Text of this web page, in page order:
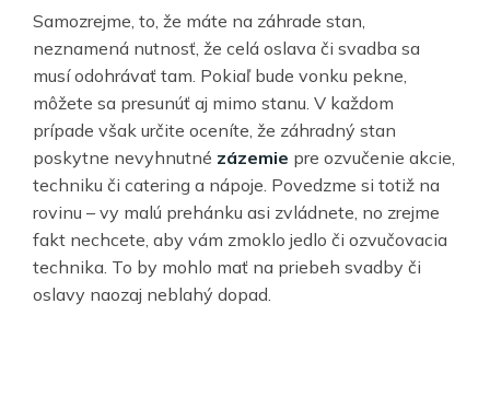
Samozrejme, to, že máte na záhrade stan,
neznamená nutnosť, že celá oslava či svadba sa
musí odohrávať tam. Pokiaľ bude vonku pekne,
môžete sa presunúť aj mimo stanu. V každom
prípade však určite oceníte, že záhradný stan
poskytne nevyhnutné zázemie pre ozvučenie akcie,
techniku či catering a nápoje. Povedzme si totiž na
rovinu – vy malú prehánku asi zvládnete, no zrejme
fakt nechcete, aby vám zmoklo jedlo či ozvučovacia
technika. To by mohlo mať na priebeh svadby či
oslavy naozaj neblahý dopad.